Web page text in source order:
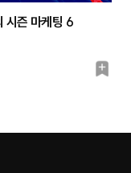
북
시즌 마케팅 6